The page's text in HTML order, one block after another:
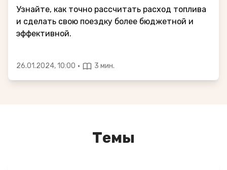
Узнайте, как точно рассчитать расход топлива
и сделать свою поездку более бюджетной и
эффективной.
26.01.2024, 10:00 · 3 мин.
Темы